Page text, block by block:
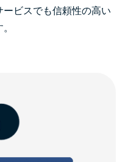
ビスでも信頼性の高い